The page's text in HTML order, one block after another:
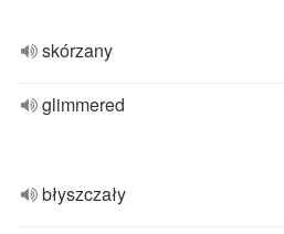
skórzany
glimmered
błyszczały